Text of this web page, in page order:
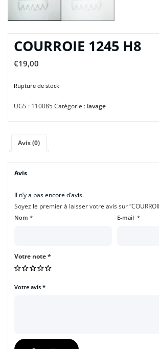
COURROIE 1245 H8
€19,00
Rupture de stock
UGS : 110085Catégorie : lavage
Avis (0)
Avis
Il n’y a pas encore d’avis.
Soyez le premier à laisser votre avis sur
Nom * E-mail *
Votre note*
Votre avis *